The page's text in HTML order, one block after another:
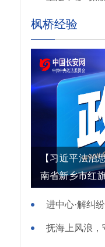
枫桥经验
【习近平法治
南省新乡市红